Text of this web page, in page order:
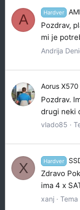
A Hardver
Pozdrav,
mi je
Andrija
Aorus
Pozdrav.
drugi neki
vlado85
X Hardver
Zdravo
ima 4 x
xanj Tema